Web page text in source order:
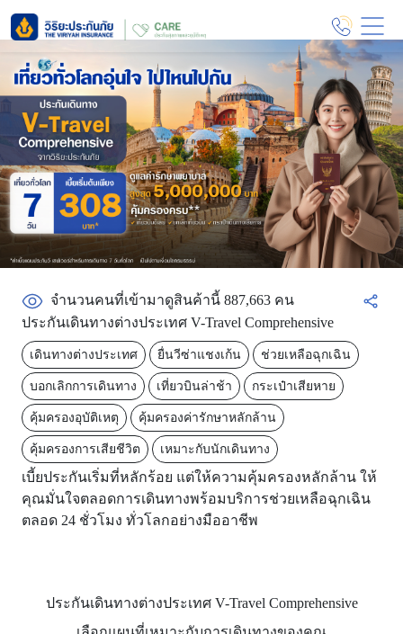
จำนวนคนที่เข้ามาดูสินค้านี้ 887,663 คน
ประกันเดินทางต่างประเทศ V-Travel Comprehensive
เดินทางต่างประเทศ ยื่นวีซ่าแชงเก้น ช่วยเหลือฉุกเฉิน
บอกเลิกการเดินทาง เที่ยวบินล่าช้า กระเป๋าเสียหาย
คุ้มครองอุบัติเหตุ คุ้มครองค่ารักษาหลักล้าน
คุ้มครองการเสียชีวิต เหมาะกับนักเดินทาง
เบี้ยประกันเริ่มที่หลักร้อย แต่ให้ความคุ้มครองหลักล้าน ให้
คุณมั่นใจตลอดการเดินทางพร้อมบริการช่วยเหลือฉุกเฉิน
ตลอด 24 ชั่วโมง ทั่วโลกอย่างมืออาชีพ
ประกันเดินทางต่างประเทศ V-Travel Comprehensive